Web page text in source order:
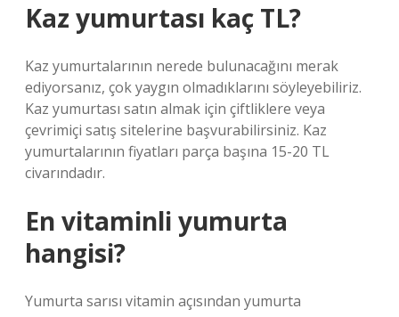
Kaz yumurtası kaç TL?
Kaz yumurtalarının nerede bulunacağını merak
ediyorsanız, çok yaygın olmadıklarını söyleyebiliriz.
Kaz yumurtası satın almak için çiftliklere veya
çevrimiçi satış sitelerine başvurabilirsiniz. Kaz
yumurtalarının fiyatları parça başına 15-20 TL
civarındadır.
En vitaminli yumurta
hangisi?
Yumurta sarısı vitamin açısından yumurta